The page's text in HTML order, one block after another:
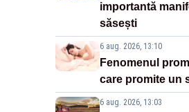
importantă
săsești
6 aug. 2026, 13:10
Fenomenul
care promite un
6 aug. 2026, 13:03